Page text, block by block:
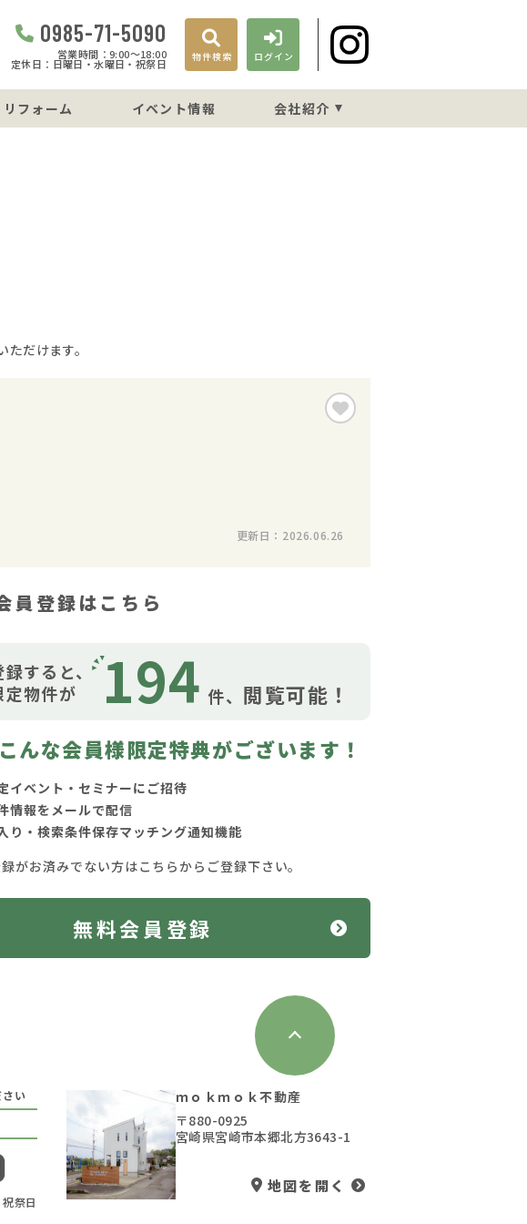
0985-71-5090
営業時間：9:00〜18:00
定休日：日曜日・水曜日・祝祭日
物件検索 ログイン
フォーム イベント情報 会社紹介
だけます。
更新日：2026.06.26
員登録はこちら
録すると、
定物件が
194 件、 閲覧可能！
んな会員様限定特典がございます！
イベント・セミナーにご招待
情報をメールで配信
り・検索条件保存マッチング通知機能
がお済みでない方はこちらからご登録下さい。
無料会員登録
い
祭日
ｍｏｋｍｏｋ不動産
〒880-0925
宮崎県宮崎市本郷北方3643-1
地図を開く